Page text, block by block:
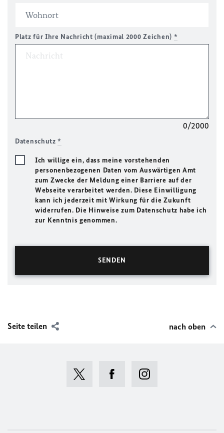
Platz für Ihre Nachricht (maximal 2000 Zeichen) *
0/2000
Datenschutz*
Ich willige ein, dass meine vorstehenden
personenbezogenen Daten vom Auswärtigen Amt
zum Zwecke der Meldung einer Barriere auf der
Webseite verarbeitet werden. Diese Einwilligung
kann ich jederzeit mit Wirkung für die Zukunft
widerrufen. Die Hinweise zum Datenschutz habe ich
zur Kenntnis genommen.
Seite teilen nach oben